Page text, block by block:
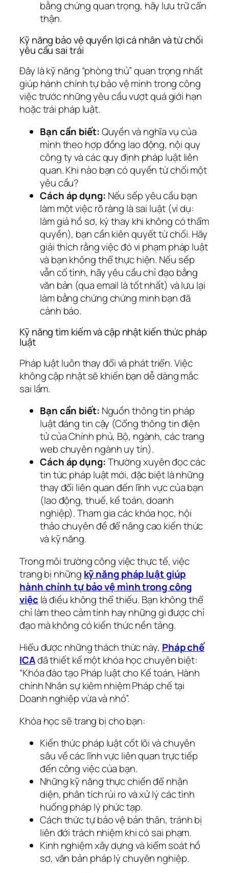
bằng chứng quan trọng, hãy lưu trữ cẩn
thận.
Kỹ năng bảo vệ quyền lợi cá nhân và từ chối
yêu cầu sai trái
Đây là kỹ năng “phòng thủ” quan trọng nhất
giúp hành chính tự bảo vệ mình trong công
việc trước những yêu cầu vượt quá giới hạn
hoặc trái pháp luật.
Bạn cần biết:Quyền và nghĩa vụ của
mình theo hợp đồng lao động, nội quy
công ty và các quy định pháp luật liên
quan. Khi nào bạn có quyền từ chối một
yêu cầu?
Cách áp dụng: Nếu sếp yêu cầu bạn
làm một việc rõ ràng là sai luật (ví dụ:
làm giả hồ sơ, ký thay khi không có thẩm
quyền), bạn cần kiên quyết từ chối. Hãy
giải thích rằng việc đó vi phạm pháp luật
và bạn không thể thực hiện. Nếu sếp
vẫn cố tình, hãy yêu cầu chỉ đạo bằng
văn bản (qua email là tốt nhất) và lưu lại
làm bằng chứng chứng minh bạn đã
cảnh báo.
Kỹ năng tìm kiếm và cập nhật kiến thức pháp
luật
Pháp luật luôn thay đổi và phát triển. Việc
không cập nhật sẽ khiến bạn dễ dàng mắc
sai lầm.
Bạn cần biết: Nguồn thông tin pháp
luật đáng tin cậy (Cổng thông tin điện
tử của Chính phủ, Bộ, ngành, các trang
web chuyên ngành uy tín).
Cách áp dụng:Thường xuyên đọc các
tin tức pháp luật mới, đặc biệt là những
thay đổi liên quan đến lĩnh vực của bạn
(lao động, thuế, kế toán, doanh
nghiệp). Tham gia các khóa học, hội
thảo chuyên đề để nâng cao kiến thức
và kỹ năng.
Trong môi trường công việc thực tế, việc
trang bị những kỹ năng pháp luật giúp
hành chính tự bảo vệ mình trong công
việc là điều không thể thiếu. Bạn không thể
chỉ làm theo cảm tính hay những gì được chỉ
đạo mà không có kiến thức nền tảng.
Hiểu được những thách thức này, Pháp chế
ICAđã thiết kế một khóa học chuyên biệt:
“Khóa đào tạo Pháp luật cho Kế toán, Hành
chính Nhân sự kiêm nhiệm Pháp chế tại
Doanh nghiệp vừa và nhỏ”.
Khóa học sẽ trang bị cho bạn:
Kiến thức pháp luật cốt lõi và chuyên
sâu về các lĩnh vực liên quan trực tiếp
đến công việc của bạn.
Những kỹ năng thực chiến để nhận
diện, phân tích rủi ro và xử lý các tình
huống pháp lý phức tạp.
Cách thức tự bảo vệ bản thân, tránh bị
liên đới trách nhiệm khi có sai phạm.
Kinh nghiệm xây dựng và kiểm soát hồ
sơ, văn bản pháp lý chuyên nghiệp.